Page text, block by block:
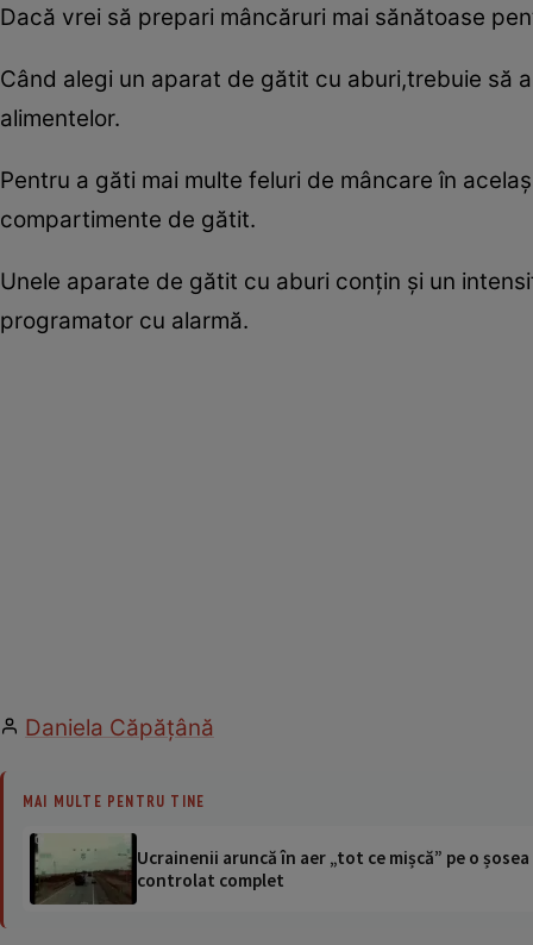
Dacă vrei să prepari mâncăruri mai sănătoase
Când alegi un aparat de gătit cu aburi,trebuie să
alimentelor.
Pentru a găti mai multe feluri de mâncare în
compartimente de gătit.
Unele aparate de gătit cu aburi conţin şi un
programator cu alarmă.
Daniela Căpăţână
MAI MULTE PENTRU TINE
Ucrainenii aruncă în aer „tot ce mișcă” pe o
controlat complet